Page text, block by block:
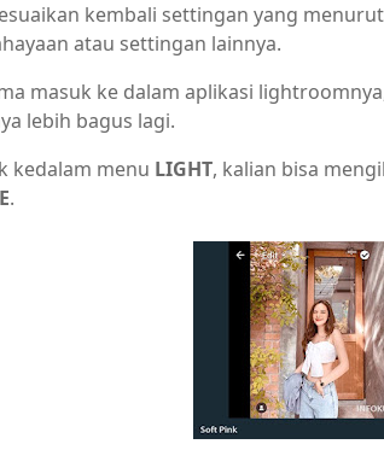
kembali settingan yang
atau settingan lainnya.
masuk ke dalam aplikasi
lebih bagus lagi.
kedalam menu LIGHT, kalian bisa
.